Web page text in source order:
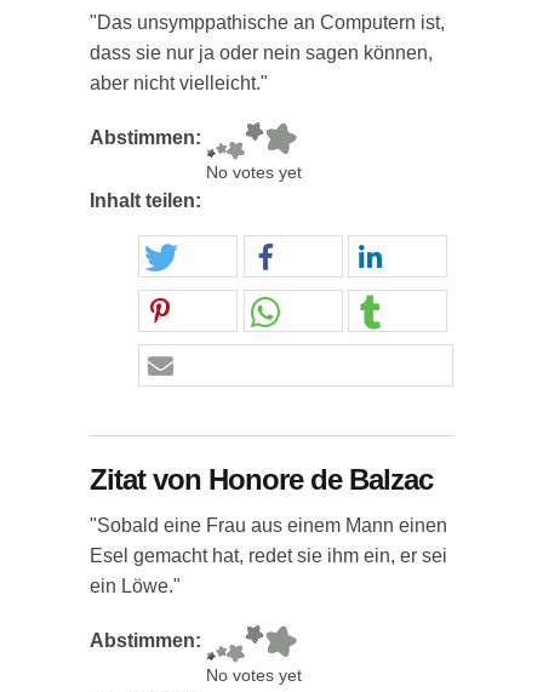
"Das unsymppathische an Computern ist,
dass sie nur ja oder nein sagen können,
aber nicht vielleicht."
Abstimmen:
No votes yet
Inhalt teilen:
Zitat von Honore de Balzac
"Sobald eine Frau aus einem Mann einen
Esel gemacht hat, redet sie ihm ein, er sei
ein Löwe."
Abstimmen:
No votes yet